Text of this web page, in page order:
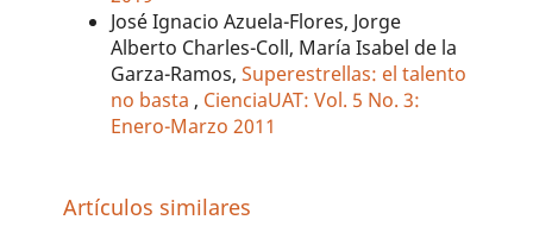
José Ignacio Azuela-Flores, Jorge
Alberto Charles-Coll, María Isabel de la
Garza-Ramos,Superestrellas: el talento
no basta , CienciaUAT: Vol. 5 No. 3:
Enero-Marzo 2011
Artículos similares